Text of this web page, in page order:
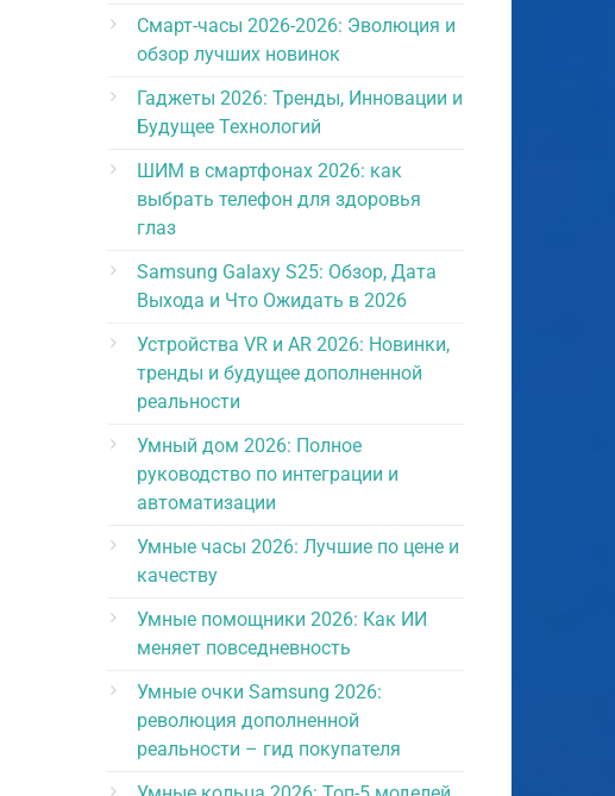
Смарт-часы 2026-2026: Эволюция и
обзор лучших новинок
Гаджеты 2026: Тренды, Инновации и
Будущее Технологий
ШИМ в смартфонах 2026: как
выбрать телефон для здоровья
глаз
Samsung Galaxy S25: Обзор, Дата
Выхода и Что Ожидать в 2026
Устройства VR и AR 2026: Новинки,
тренды и будущее дополненной
реальности
Умный дом 2026: Полное
руководство по интеграции и
автоматизации
Умные часы 2026: Лучшие по цене и
качеству
Умные помощники 2026: Как ИИ
меняет повседневность
Умные очки Samsung 2026:
революция дополненной
реальности – гид покупателя